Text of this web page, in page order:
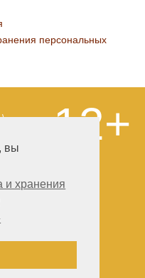
вы
и хранения
персональных
\
12+